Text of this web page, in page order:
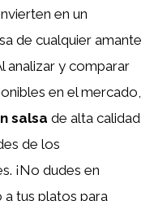
en un
de cualquier amante
analizar y comparar
en el mercado,
salsa de alta calidad
de los
¡No dudes en
tus platos para